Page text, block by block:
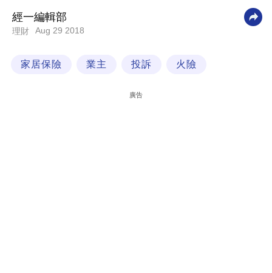
科
經一編輯部
理財 Aug 29 2018
家居保險 業主 投訴 火險
廣告